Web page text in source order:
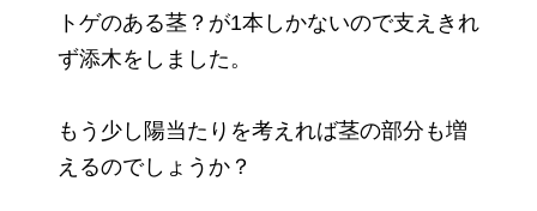
トゲのある茎？が1本しかないので支えきれ
ず添木をしました。
もう少し陽当たりを考えれば茎の部分も増
えるのでしょうか？